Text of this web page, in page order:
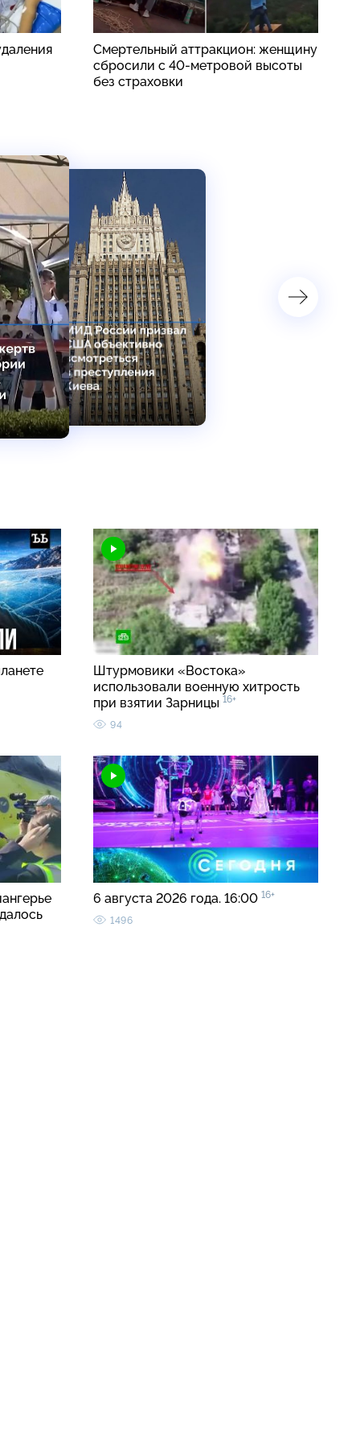
Смертельный аттракцион: женщину
сбросили с 40-метровой высоты
без страховки
Штурмовики «Востока»
использовали военную хитрость
при взятии Зарницы 16+
94
6 августа 2026 года. 16:00 16+
1496